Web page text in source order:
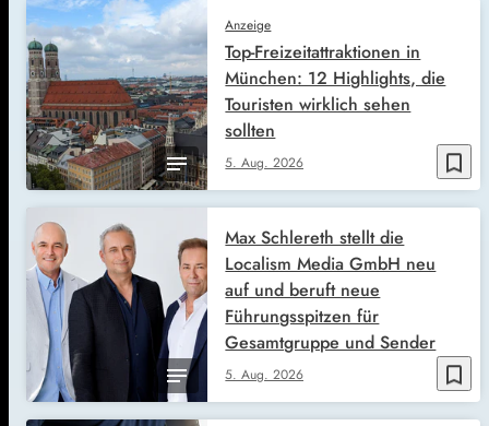
bookmark_border
Anzeige
5. Aug. 2026
Top-Freizeitattraktionen in
München: 12 Highlights, die
Touristen wirklich sehen
sollten
bookmark_border
5. Aug. 2026
Max Schlereth stellt die
Localism Media GmbH neu
auf und beruft neue
Führungsspitzen für
Gesamtgruppe und Sender